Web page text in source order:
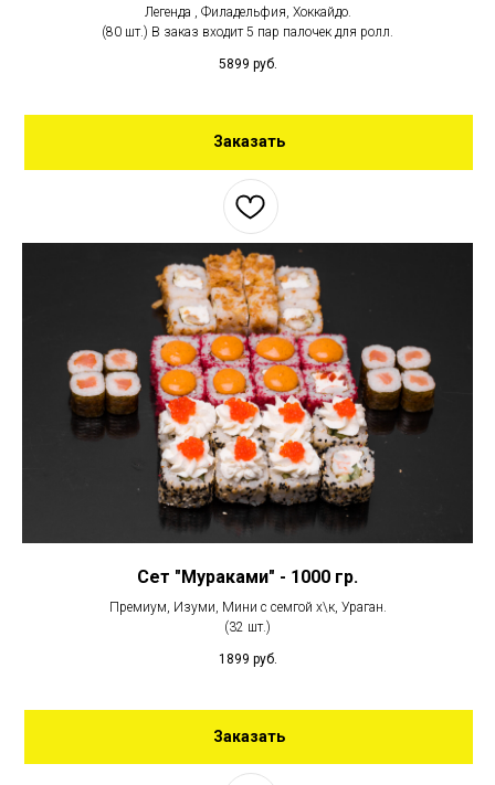
Легенда , Филадельфия, Хоккайдо.
(80 шт.) В заказ входит 5 пар палочек для ролл.
5899 руб.
Заказать
Сет "Мураками" - 1000 гр.
Премиум, Изуми, Мини с семгой х\к, Ураган.
(32 шт.)
1899 руб.
Заказать